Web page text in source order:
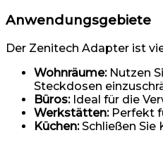
Anwendungsgebiete
Der Zenitech Adapter ist
Wohnräume:Nutzen
Steckdosen
Büros:Ideal für die
Werkstätten:Perfekt
Küchen:Schließen Sie